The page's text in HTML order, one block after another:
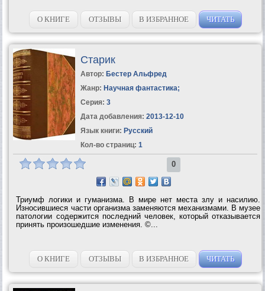
О КНИГЕ ОТЗЫВЫ В ИЗБРАННОЕ ЧИТАТЬ
Старик
Автор: Бестер Альфред
Жанр: Научная фантастика;
Серия: 3
Дата добавления: 2013-12-10
Язык книги: Русский
Кол-во страниц: 1
0
Триумф логики и гуманизма. В мире нет места злу и насилию.
Износившиеся части организма заменяются механизмами. В музее
патологии содержится последний человек, который отказывается
принять произошедшие изменения. ©...
О КНИГЕ ОТЗЫВЫ В ИЗБРАННОЕ ЧИТАТЬ